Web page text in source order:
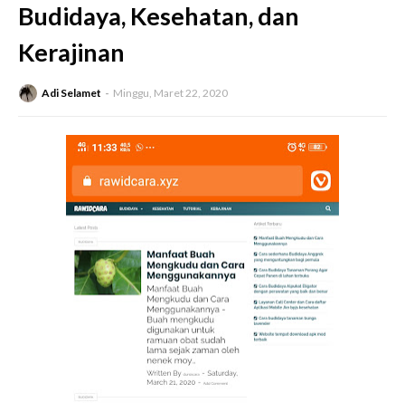
Budidaya, Kesehatan, dan
Kerajinan
Adi Selamet Minggu, Maret 22, 2020